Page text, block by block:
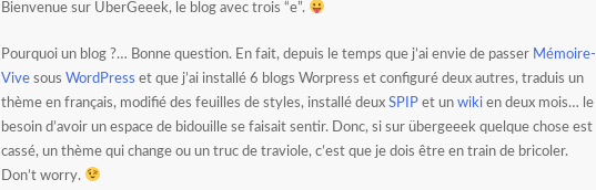
Bienvenue sur ÜberGeeek, le blog avec trois “e”.
Pourquoi un blog ?… Bonne question. En fait, depuis le temps que j’ai envie de passer Mémoire-
Vive sous WordPress et que j’ai installé 6 blogs Worpress et configuré deux autres, traduis un
thème en français, modifié des feuilles de styles, installé deux SPIP et un wiki en deux mois… le
besoin d’avoir un espace de bidouille se faisait sentir. Donc, si sur übergeeek quelque chose est
cassé, un thème qui change ou un truc de traviole, c’est que je dois être en train de bricoler.
Don’t worry.